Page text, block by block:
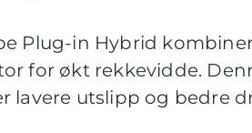
Plug-in Hybrid
for økt rekkevidde.
lavere utslipp og bedre